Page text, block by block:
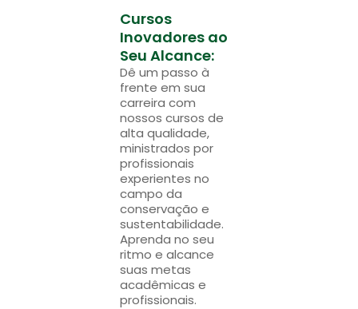
Cursos
Inovadores ao
Seu Alcance:
Dê um passo à
frente em sua
carreira com
nossos cursos de
alta qualidade,
ministrados por
profissionais
experientes no
campo da
conservação e
sustentabilidade.
Aprenda no seu
ritmo e alcance
suas metas
acadêmicas e
profissionais.